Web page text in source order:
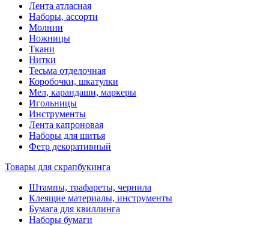
Лента атласная
Наборы, ассорти
Молнии
Ножницы
Ткани
Нитки
Тесьма отделочная
Коробочки, шкатулки
Мел, карандаши, маркеры
Игольницы
Инструменты
Лента капроновая
Наборы для шитья
Фетр декоративный
Товары для скрапбукинга
Штампы, трафареты, чернила
Клеящие материалы, инструменты
Бумага для квиллинга
Наборы бумаги